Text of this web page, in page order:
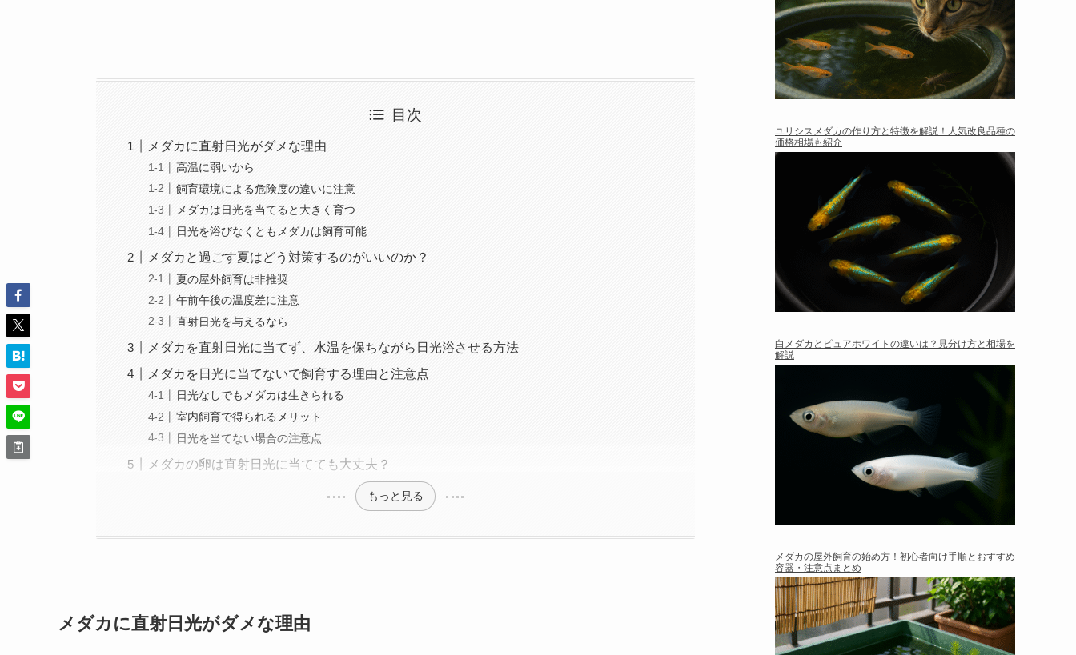
目次
メダカに直射日光がダメな理由
高温に弱いから
飼育環境による危険度の違いに注意
メダカは日光を当てると大きく育つ
日光を浴びなくともメダカは飼育可能
メダカと過ごす夏はどう対策するのがいいのか？
夏の屋外飼育は非推奨
午前午後の温度差に注意
直射日光を与えるなら
メダカを直射日光に当てず、水温を保ちながら日光浴させる方法
メダカを日光に当てないで飼育する理由と注意点
日光なしでもメダカは生きられる
室内飼育で得られるメリット
日光を当てない場合の注意点
メダカの卵は直射日光に当てても大丈夫？
もっと見る
メダカに直射日光がダメな理由
ユリシスメダカの作り方と特徴を解説！人気改良品種の
価格相場も紹介
白メダカとピュアホワイトの違いは？見分け方と相場を
解説
メダカの屋外飼育の始め方！初心者向け手順とおすすめ
容器・注意点まとめ